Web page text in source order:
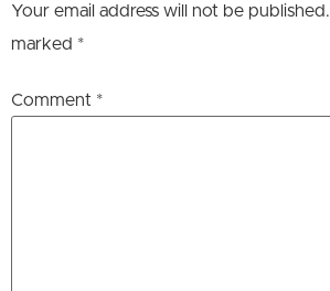
Your email address will not be published.
marked *
Comment *